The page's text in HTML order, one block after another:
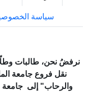
سياسة
نرفضُ نحن، طالبات
نقل فروع جامعة
والرحاب" إلى